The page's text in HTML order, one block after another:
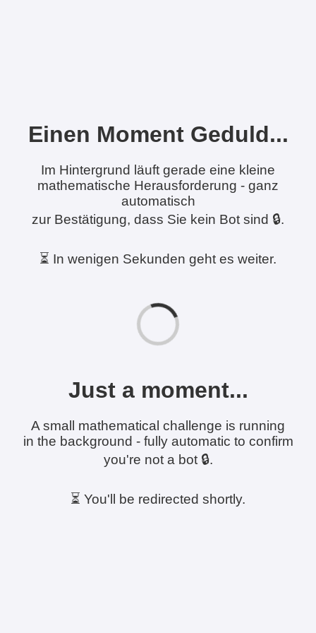
Einen Moment Geduld...
Im Hintergrund läuft gerade eine kleine
mathematische Herausforderung - ganz
automatisch
zur Bestätigung, dass Sie kein Bot sind 🔒.
⏳ In wenigen Sekunden geht es weiter.
Just a moment...
A small mathematical challenge is running
in the background - fully automatic to confirm
you're not a bot 🔒.
⏳ You'll be redirected shortly.